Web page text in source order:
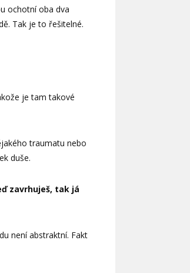
ochotní oba dva
Tak je to řešitelné.
je tam takové
traumatu nebo
duše.
zavrhuješ, tak já
není abstraktní. Fakt